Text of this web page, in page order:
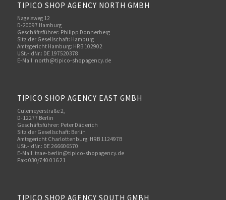
TIPICO SHOP AGENCY NORTH GMBH
Nagelsweg 12
D-20097 Hamburg
Geschäftsführer: Philipp Donnerberg
Sitz der Gesellschaft: Hamburg
Amtsgericht Hamburg: HRB 102902
USt.-IdNr.: DE 197520378
E-Mail: north@tipico-shopagency.de
TIPICO SHOP AGENCY EAST GMBH
Culemeyerstraße 2,
D-12277 Berlin
Geschäftsführer: Peter Däderich
Sitz der Gesellschaft: Berlin
Amtsgericht Charlottenburg: HRB 112497B
USt.-IdNr.: DE 266606570
E-Mail: tsae-berlin@tipico-shopagency.de
Fax: 030/740 016 21
TIPICO SHOP AGENCY SOUTH GMBH